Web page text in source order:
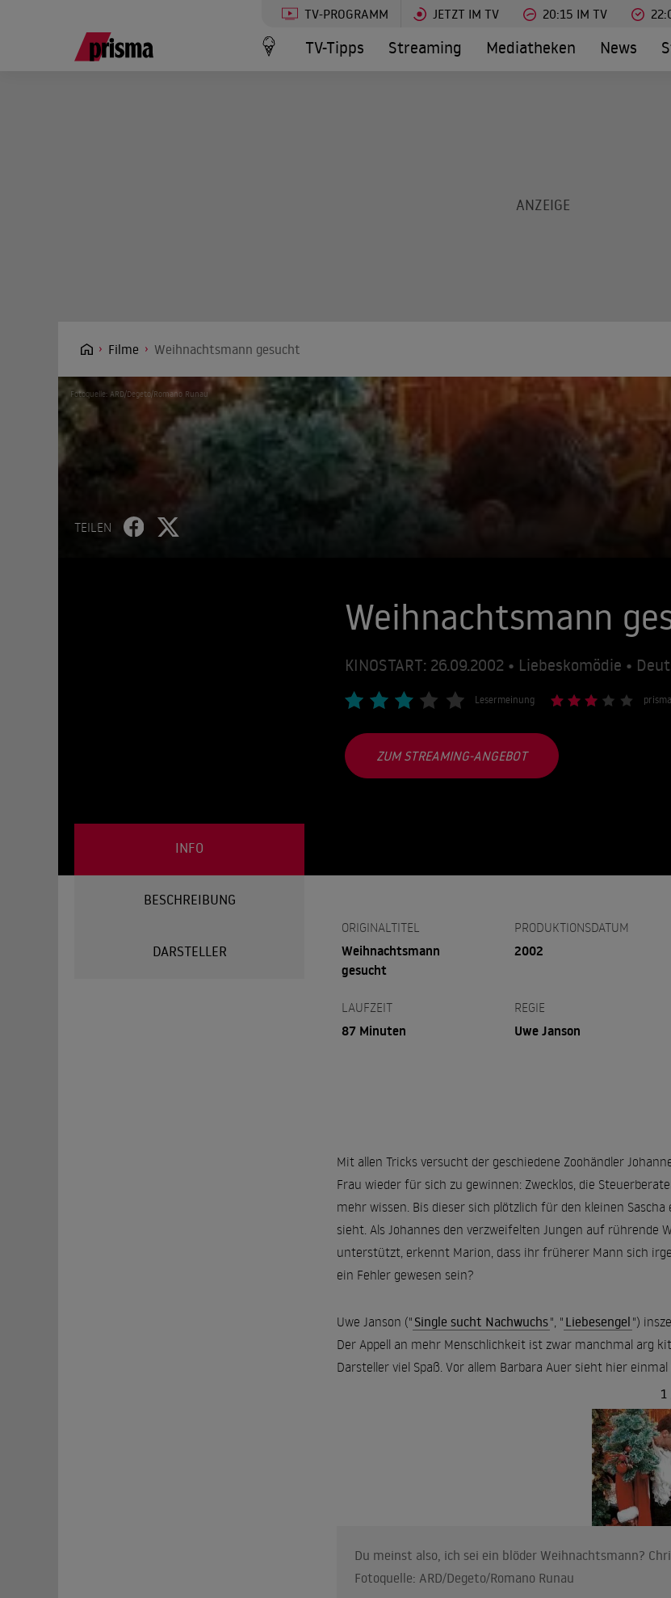
TV-PROGRAMM JETZT IM TV 20:15 IM TV
TV-Tipps Streaming Mediatheken News
Filme Weihnachtsmann gesucht
Fotoquelle: ARD/Degeto/Romano Runau
TEILEN
Weihnachtsmann
KINOSTART: 26.09.2002 • Liebeskomödie •
Lesermeinung
ZUM STREAMING-ANGEBOT
INFO
BESCHREIBUNG
DARSTELLER
ORIGINALTITEL
Weihnachtsmann
gesucht
PRODUKTIONSDATUM
2002
LAUFZEIT
87 Minuten
REGIE
Uwe Janson
Mit allen Tricks versucht der geschiedene Zoohändler
Frau wieder für sich zu gewinnen: Zwecklos, die
mehr wissen. Bis dieser sich plötzlich für den kleinen
sieht. Als Johannes den verzweifelten Jungen auf rührende
unterstützt, erkennt Marion, dass ihr früherer Mann sich
ein Fehler gewesen sein?
Uwe Janson (" Single sucht Nachwuchs", " Liebesengel ")
Der Appell an mehr Menschlichkeit ist zwar manchmal arg
Darsteller viel Spaß. Vor allem Barbara Auer sieht hier
Du meinst also, ich sei ein blöder Weihnachtsmann?
Fotoquelle: ARD/Degeto/Romano Runau
1